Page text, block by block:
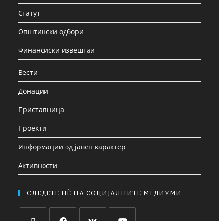
Статут
Општински одбори
Финансиски извештаи
Вести
Донации
Пристапница
Проекти
Информации од јавен карактер
Активности
СЛЕДЕТЕ НЀ НА СОЦИЈАЛНИТЕ МЕДИУМИ